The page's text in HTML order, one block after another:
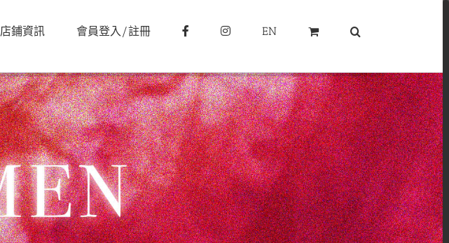
店鋪資訊 會員登入/註冊 EN